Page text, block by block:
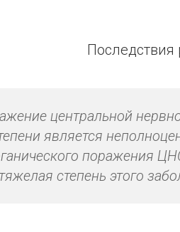
центральной
является
поражения
степень этого